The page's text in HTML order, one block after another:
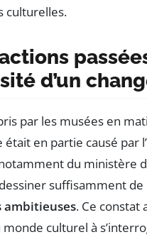
culturelles.
d’un
par les musées en
était en partie causé par
du ministère
dessiner suffisamment de
ambitieuses. Ce constat
culturel à